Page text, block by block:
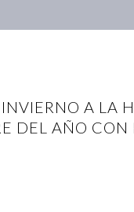
A LA
DEL AÑO